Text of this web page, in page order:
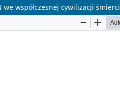
współczesnej cywilizacji śmierci